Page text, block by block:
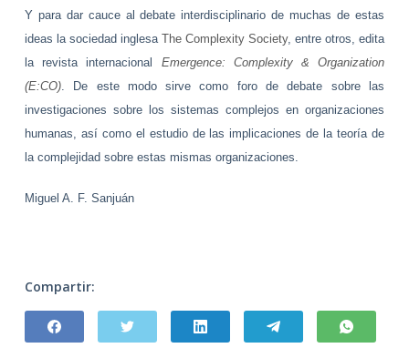
Y para dar cauce al debate interdisciplinario de muchas de estas
ideas la sociedad inglesa The Complexity Society, entre otros, edita
la revista internacional Emergence: Complexity & Organization
(E:CO). De este modo sirve como foro de debate sobre las
investigaciones sobre los sistemas complejos en organizaciones
humanas, así como el estudio de las implicaciones de la teoría de
la complejidad sobre estas mismas organizaciones.
Miguel A. F. Sanjuán
Compartir: